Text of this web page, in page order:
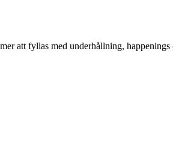
att fyllas med underhållning,